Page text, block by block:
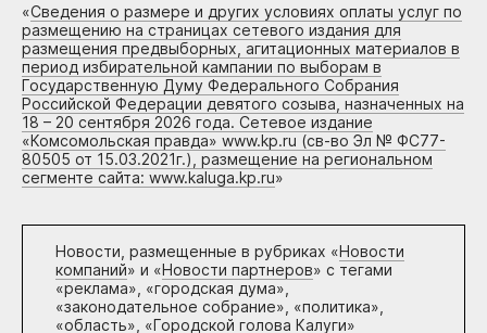
«Сведения о размере и других условиях оплаты услуг по
размещению на страницах сетевого издания для
размещения предвыборных, агитационных материалов в
период избирательной кампании по выборам в
Государственную Думу Федерального Собрания
Российской Федерации девятого созыва, назначенных на
18 – 20 сентября 2026 года. Сетевое издание
«Комсомольская правда» www.kp.ru (св-во Эл № ФС77-
80505 от 15.03.2021г.), размещение на региональном
сегменте сайта: www.kaluga.kp.ru»
Новости, размещенные в рубриках «Новости
компаний» и «Новости партнеров» с тегами
«реклама», «городская дума»,
«законодательное собрание», «политика»,
«область», «Городской голова Калуги»